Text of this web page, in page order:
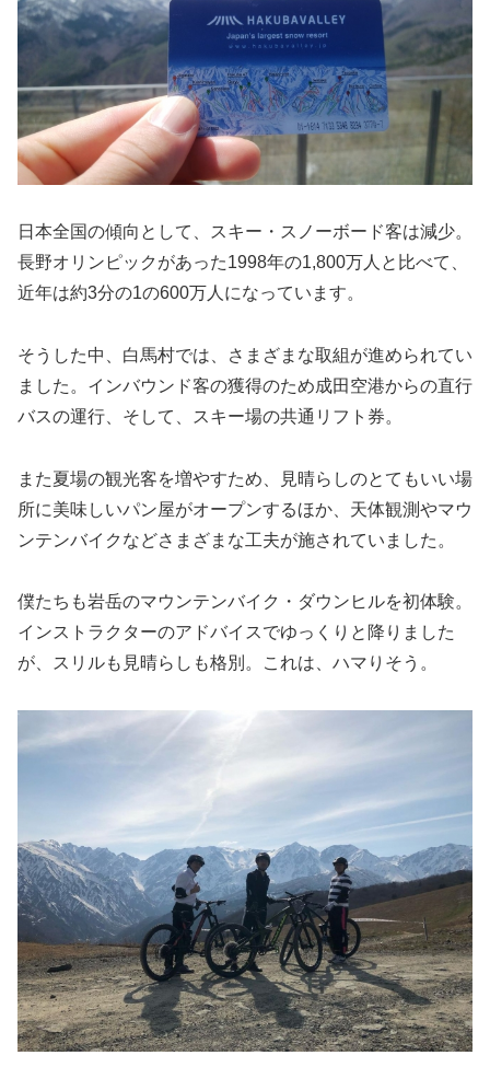
日本全国の傾向として、スキー・スノーボード客は減少。
長野オリンピックがあった1998年の1,800万人と比べて、
近年は約3分の1の600万人になっています。
そうした中、白馬村では、さまざまな取組が進められてい
ました。インバウンド客の獲得のため成田空港からの直行
バスの運行、そして、スキー場の共通リフト券。
また夏場の観光客を増やすため、見晴らしのとてもいい場
所に美味しいパン屋がオープンするほか、天体観測やマウ
ンテンバイクなどさまざまな工夫が施されていました。
僕たちも岩岳のマウンテンバイク・ダウンヒルを初体験。
インストラクターのアドバイスでゆっくりと降りました
が、スリルも見晴らしも格別。これは、ハマりそう。